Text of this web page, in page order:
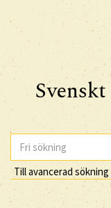
Till avancerad sökning